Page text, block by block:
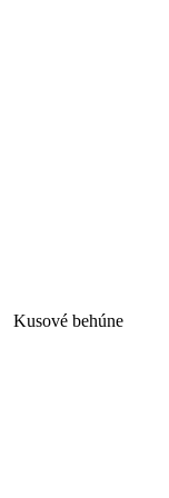
Kusové behúne